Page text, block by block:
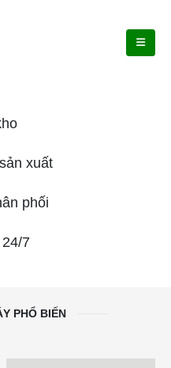
xuất
phối
7
PHỔ BIẾN